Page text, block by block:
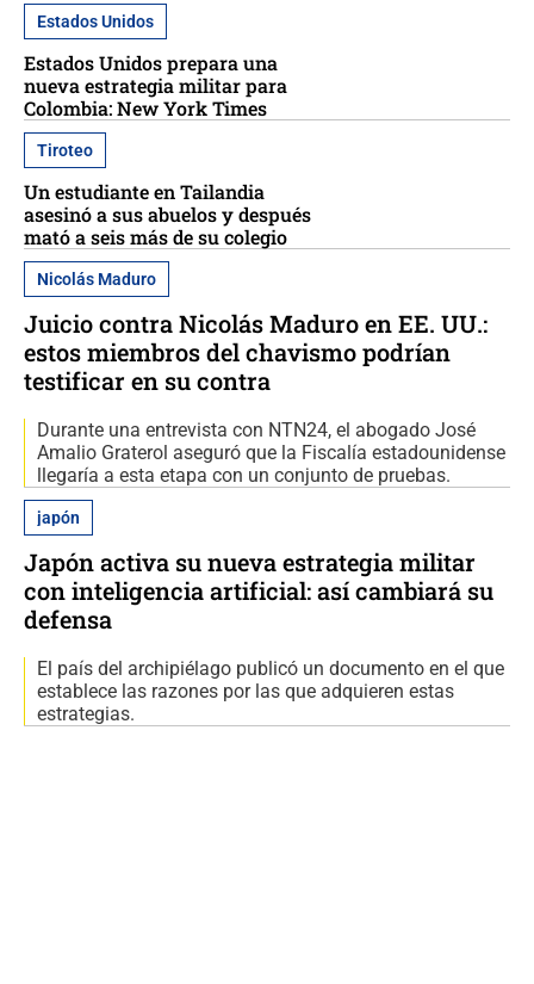
Estados Unidos
Estados Unidos prepara una
nueva estrategia militar para
Colombia: New York Times
Tiroteo
Un estudiante en Tailandia
asesinó a sus abuelos y después
mató a seis más de su colegio
Nicolás Maduro
Juicio contra Nicolás Maduro en EE. UU.:
estos miembros del chavismo podrían
testificar en su contra
Durante una entrevista con NTN24, el abogado José
Amalio Graterol aseguró que la Fiscalía estadounidense
llegaría a esta etapa con un conjunto de pruebas.
japón
Japón activa su nueva estrategia militar
con inteligencia artificial: así cambiará su
defensa
El país del archipiélago publicó un documento en el que
establece las razones por las que adquieren estas
estrategias.